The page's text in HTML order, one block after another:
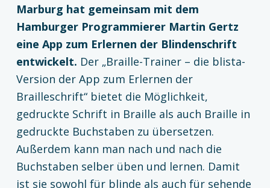
Marburg hat gemeinsam mit dem
Hamburger Programmierer Martin Gertz
eine App zum Erlernen der Blindenschrift
entwickelt. Der „Braille-Trainer – die blista-
Version der App zum Erlernen der
Brailleschrift“ bietet die Möglichkeit,
gedruckte Schrift in Braille als auch Braille in
gedruckte Buchstaben zu übersetzen.
Außerdem kann man nach und nach die
Buchstaben selber üben und lernen. Damit
ist sie sowohl für blinde als auch für sehende